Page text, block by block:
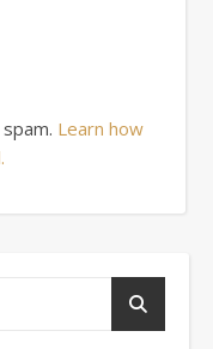
Learn how